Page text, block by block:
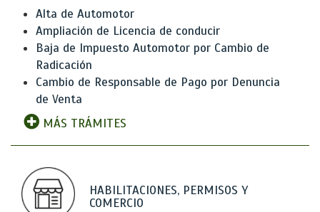
Alta de Automotor
Ampliación de Licencia de conducir
Baja de Impuesto Automotor por Cambio de
Radicación
Cambio de Responsable de Pago por Denuncia
de Venta
MÁS TRÁMITES
HABILITACIONES, PERMISOS Y
COMERCIO